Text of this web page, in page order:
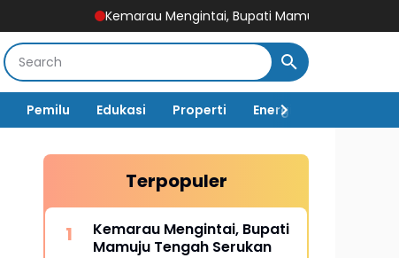
Kemarau Mengintai, Bupati Mamuju Tengah Serukan Warga
Pemilu Edukasi Properti Energi
Terpopuler
Kemarau Mengintai, Bupati
Mamuju Tengah Serukan